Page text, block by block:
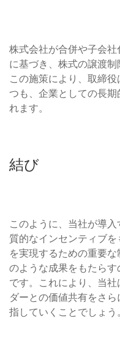
株式会社が合併や子会
に基づき、株式の譲渡制
この施策により、取締
つも、企業としての長
れます。
結び
このように、当社が導
質的なインセンティブ
を実現するための重要
のような成果をもたら
です。これにより、当
ダーとの価値共有をさ
指していくことでしょう。